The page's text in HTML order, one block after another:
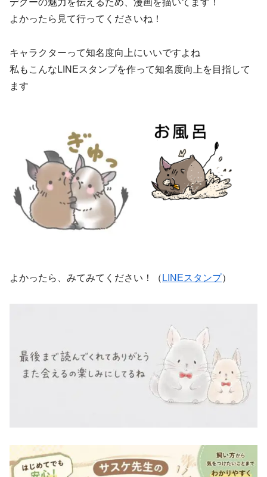
デグーの魅力を伝えるため、漫画を描いてます！
よかったら見て行ってくださいね！
キャラクターって知名度向上にいいですよね
私もこんなLINEスタンプを作って知名度向上を目指して
ます
よかったら、みてみてください！（ LINEスタンプ）